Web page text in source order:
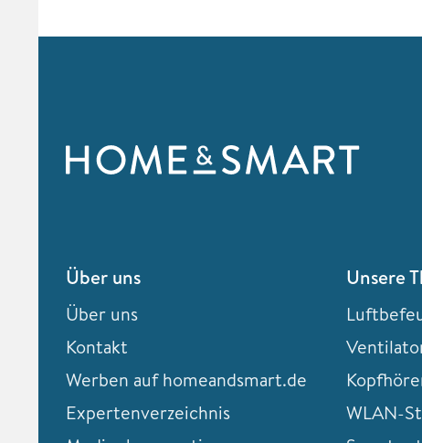
Über uns
Über uns
Kontakt
Werben auf homeandsmart.de
Expertenverzeichnis
Unsere
WLAN-